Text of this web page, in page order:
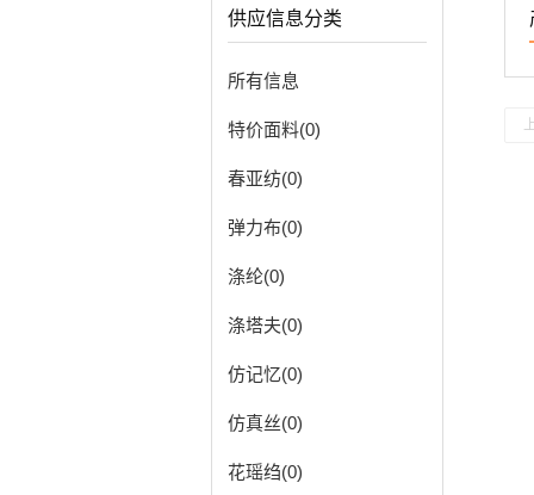
供应信息分类
所有信息
特价面料(0)
春亚纺(0)
弹力布(0)
涤纶(0)
涤塔夫(0)
仿记忆(0)
仿真丝(0)
花瑶绉(0)